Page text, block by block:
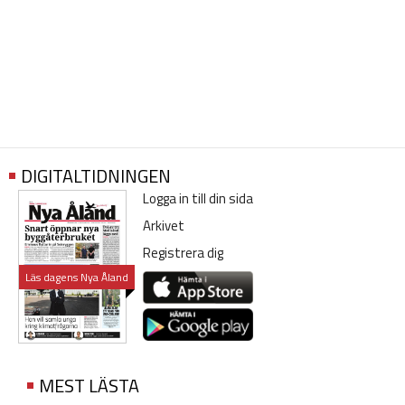
DIGITALTIDNINGEN
Läs dagens Nya Åland
Logga in till din sida
Arkivet
Registrera dig
MEST LÄSTA